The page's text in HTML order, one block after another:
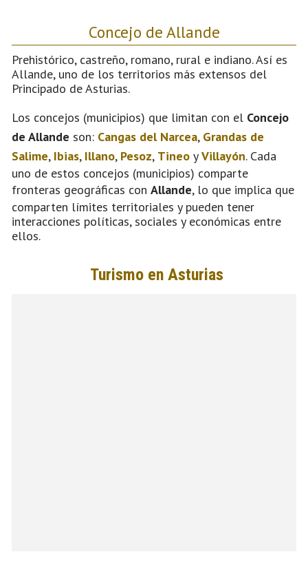
Concejo de Allande
Prehistórico, castreño, romano, rural e indiano. Así es
Allande, uno de los territorios más extensos del
Principado de Asturias.
Los concejos (municipios) que limitan con el Concejo
de Allande son: Cangas del Narcea, Grandas de
Salime, Ibias, Illano, Pesoz, Tineo yVillayón. Cada
uno de estos concejos (municipios) comparte
fronteras geográficas con Allande, lo que implica que
comparten límites territoriales y pueden tener
interacciones políticas, sociales y económicas entre
ellos.